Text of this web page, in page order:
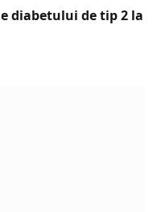
diabetului de tip 2 la